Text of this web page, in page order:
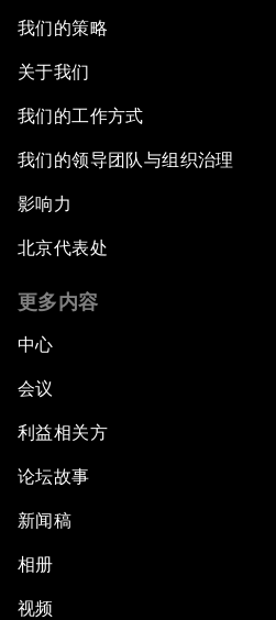
我们的策略
关于我们
我们的工作方式
我们的领导团队与组织治理
影响力
北京代表处
更多内容
中心
会议
利益相关方
论坛故事
新闻稿
相册
视频